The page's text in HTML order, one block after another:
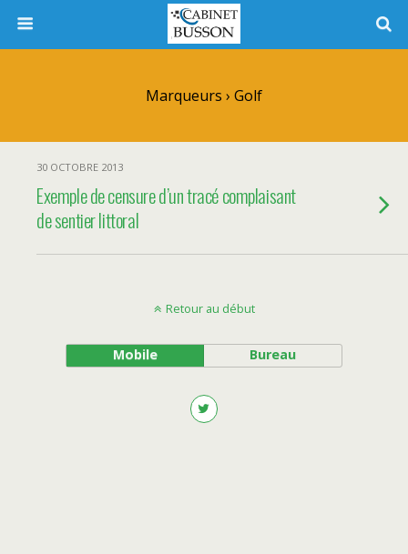
Marqueurs › Golf
30 OCTOBRE 2013
Exemple de censure d’un tracé complaisant
de sentier littoral
Retour au début
Mobile Bureau